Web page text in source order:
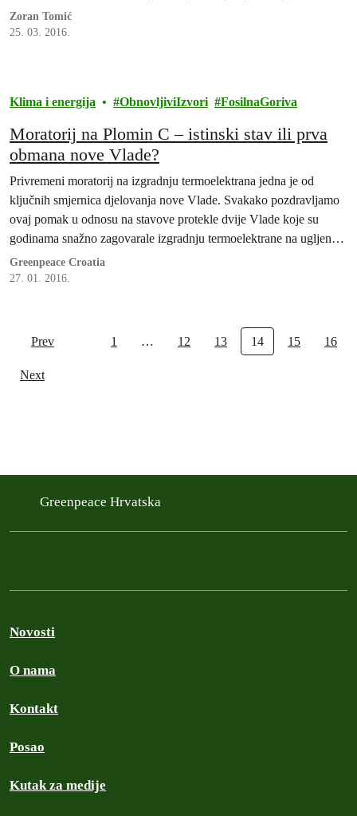
rad termoelektrana na ugljen.
Zoran Tomić
25. 03. 2016.
Klima i energija ObnovljiviIzvori FosilnaGoriva
Moratorij na Plomin C – istinski stav ili prva
obmana nove Vlade?
Privremeni moratorij na izgradnju termoelektrana jedna je od
ključnih smjernica djelovanja nove Vlade. Svakako pozdravljamo
ovaj pomak u odnosu na stavove protekle dvije Vlade koje su
godinama snažno zagovarale izgradnju termoelektrane na ugljen
Plomin C, uporno ignorirajući sve argumente protivnika projekta.
Greenpeace Croatia
27. 01. 2016.
Prev 1 … 12 13 14 15 16
Next
Greenpeace Hrvatska
Novosti
O nama
Kontakt
Posao
Kutak za medije